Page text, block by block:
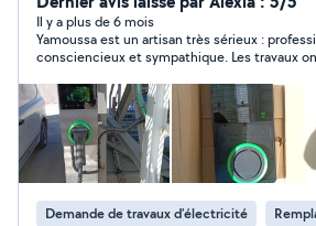
Il y a plus de 6 mois
Yamoussa est un artisan très sérieux :
consciencieux et sympathique. Les travaux
Demande de travaux d’électricité